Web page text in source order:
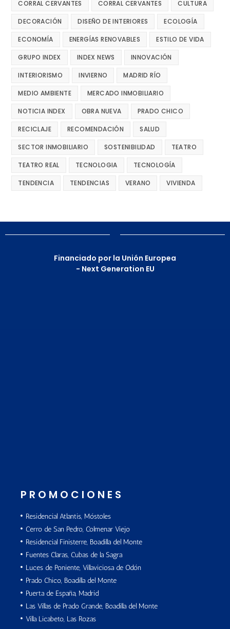
CORRAL CERVANTES CORRAL CERVANTES CULTURA
DECORACIÓN DISEÑO DE INTERIORES ECOLOGÍA
ECONOMÍA ENERGÍAS RENOVABLES ESTILO DE VIDA
GRUPO INDEX INDEX NEWS INNOVACIÓN
INTERIORISMO INVIERNO MADRID RÍO
MEDIO AMBIENTE MERCADO INMOBILIARIO
NOTICIA INDEX OBRA NUEVA PRADO CHICO
RECICLAJE RECOMENDACIÓN SALUD
SECTOR INMOBILIARIO SOSTENIBILIDAD TEATRO
TEATRO REAL TECNOLOGIA TECNOLOGÍA
TENDENCIA TENDENCIAS VERANO VIVIENDA
Financiado por la Unión Europea
- Next Generation EU
PROMOCIONES
Residencial Atlantis, Móstoles
Cerro de San Pedro, Colmenar Viejo
Residencial Finisterre, Boadilla del Monte
Fuentes Claras, Cubas de la Sagra
Luces de Poniente, Villaviciosa de Odón
Prado Chico, Boadilla del Monte
Puerta de España, Madrid
Las Villas de Prado Grande, Boadilla del Monte
Villa Licabeto, Las Rozas